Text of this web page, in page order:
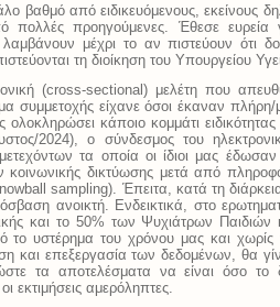
βαθμό από ειδικευόμενους, εκείνους
πολλές προηγούμενες. Έθεσε
μέχρι το αν πιστεύουν ότι
τη διοίκηση του Υπουργείου
(cross-sectional) μελέτη που
συμμετοχής είχανε όσοι έκαναν πλήρη/
κάποιο κομμάτι
2024), ο σύνδεσμος του
τα οποία οι ίδιοι μας
κοινωνικής δικτύωσης μετά από
sampling). Έπειτα, κατά τη
ανοικτή. Ενδεικτικά, στο
και το 50% των Ψυχιάτρων
το υστέρημα του χρόνου μας και χωρίς
και επεξεργασία των δεδομένων, θα
τα αποτελέσματα να είναι όσο το
εκτιμήσεις αμερόληπτες.